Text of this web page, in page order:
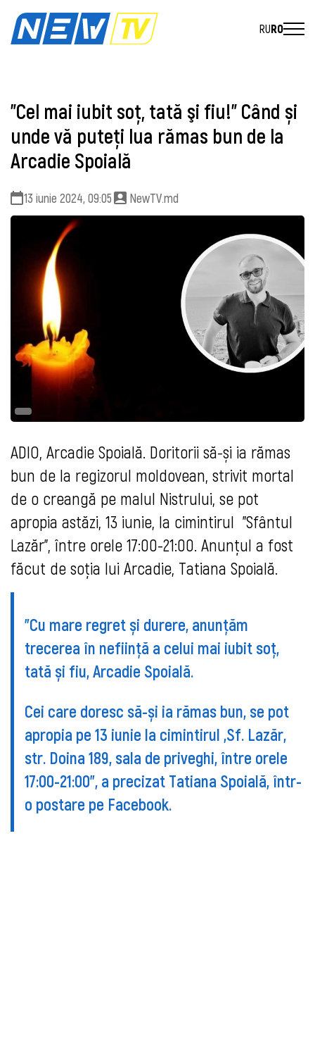
RURO
"Cel mai iubit soț, tată şi fiu!" Când și
unde vă puteți lua rămas bun de la
Arcadie Spoială
13 iunie 2024, 09:05 NewTV.md
ADIO, Arcadie Spoială. Doritorii să-și ia rămas
bun de la regizorul moldovean, strivit mortal
de o creangă pe malul Nistrului, se pot
apropia astăzi, 13 iunie, la cimintirul "Sfântul
Lazăr", între orele 17:00-21:00. Anunțul a fost
făcut de soția lui Arcadie, Tatiana Spoială.
"Cu mare regret și durere, anunțăm
trecerea în neființă a celui mai iubit soț,
tată și fiu, Arcadie Spoială.
Cei care doresc să-și ia rămas bun, se pot
apropia pe 13 iunie la cimintirul „Sf. Lazăr,
str. Doina 189, sala de priveghi, între orele
17:00-21:00", a precizat Tatiana Spoială, într-
o postare pe Facebook.